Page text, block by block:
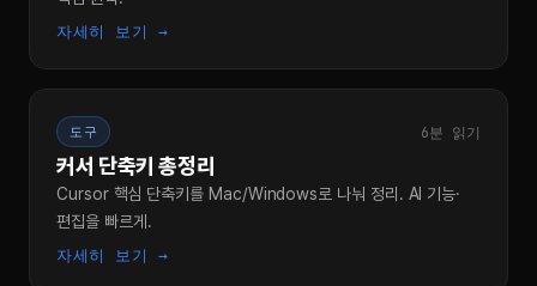
자세히 보기 →
도구 6분 읽기
커서 단축키 총정리
Cursor 핵심 단축키를 Mac/Windows로 나눠 정리. AI 기능·
편집을 빠르게.
자세히 보기 →